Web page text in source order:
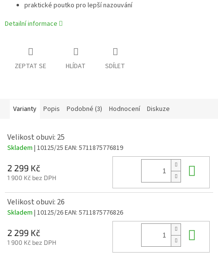
praktické poutko pro lepší nazouvání
Detailní informace
ZEPTAT SE HLÍDAT SDÍLET
Varianty Popis Podobné (3) Hodnocení Diskuze
Velikost obuvi: 25
Skladem | 10125/25 EAN: 5711875776819
2 299 Kč
1 900 Kč bez DPH
Velikost obuvi: 26
Skladem | 10125/26EAN: 5711875776826
2 299 Kč
1 900 Kč bez DPH